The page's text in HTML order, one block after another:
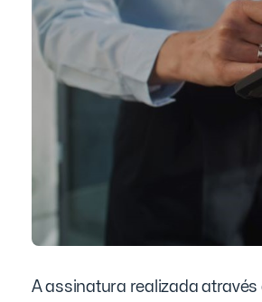
A assinatura realizada